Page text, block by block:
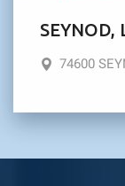
SEYNOD,
74600